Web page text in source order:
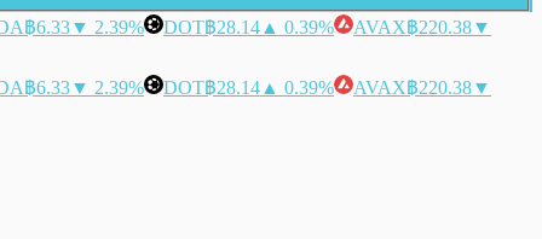
฿6.33▼ 2.39% DOT฿28.14 ▲ 0.39% AVAX฿220.38▼
฿6.33▼ 2.39% DOT฿28.14 ▲ 0.39% AVAX฿220.38▼